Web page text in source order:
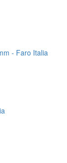
- Faro Italia